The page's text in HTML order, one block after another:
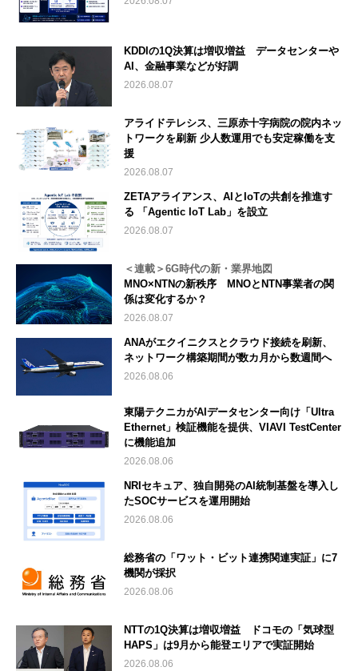
KDDIの1Q決算は増収増益 データセンターや
AI、金融事業などが好調
2026.08.07
アライドテレシス、三原赤十字病院の院内ネッ
トワークを刷新 少人数運用でも安定稼働を支
援
2026.08.07
ZETAアライアンス、AIとIoTの共創を推進す
る 「Agentic IoT Lab」を設立
2026.08.07
＜連載＞6G時代の新・業界地図
MNO×NTNの新秩序 MNOとNTN事業者の関
係は変化するか？
2026.08.07
ANAがエクイニクスとクラウド接続を刷新、
ネットワーク構築期間が数カ月から数週間へ
2026.08.06
東陽テクニカがAIデータセンター向け「Ultra
Ethernet」検証機能を提供、VIAVI TestCenter
に機能追加
2026.08.06
NRIセキュア、独自開発のAI統制基盤を導入し
たSOCサービスを運用開始
2026.08.06
総務省の「ワット・ビット連携関連実証」に7
機関が採択
2026.08.06
NTTの1Q決算は増収増益 ドコモの「気球型
HAPS」は9月から能登エリアで実証開始
2026.08.06